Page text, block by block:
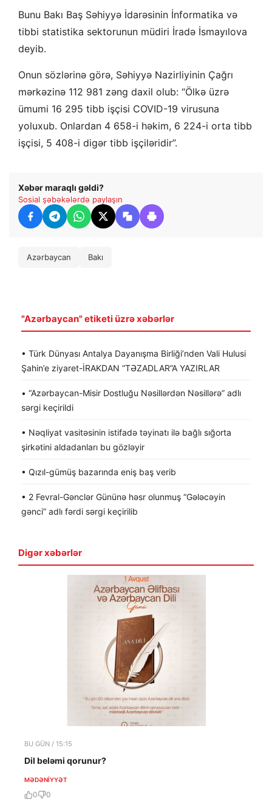
Bunu Bakı Baş Səhiyyə İdarəsinin İnformatika və
tibbi statistika sektorunun müdiri İradə İsmayılova
deyib.
Onun sözlərinə görə, Səhiyyə Nazirliyinin Çağrı
mərkəzinə 112 981 zəng daxil olub: “Ölkə üzrə
ümumi 16 295 tibb işçisi COVID-19 virusuna
yoluxub. Onlardan 4 658-i həkim, 6 224-i orta tibb
işçisi, 5 408-i digər tibb işçiləridir”.
Xəbər maraqlı gəldi?
Sosial şəbəkələrdə paylaşın
Azərbaycan Bakı
"Azərbaycan" etiketi üzrə xəbərlər
• Türk Dünyası Antalya Dayanışma Birliği’nden Vali Hulusi
Şahin’e ziyaret-İRAKDAN “TƏZADLAR”A YAZIRLAR
• “Azərbaycan-Misir Dostluğu Nəsillərdən Nəsillərə” adlı
sərgi keçirildi
• Nəqliyat vasitəsinin istifadə təyinatı ilə bağlı sığorta
şirkətini aldadanları bu gözləyir
• Qızıl-gümüş bazarında eniş baş verib
• 2 Fevral-Gənclər Gününə həsr olunmuş “Gələcəyin
gənci” adlı fərdi sərgi keçirilib
Digər xəbərlər
BU GÜN / 15:15
Dil beləmi qorunur?
MƏDƏNIYYƏT
0 0